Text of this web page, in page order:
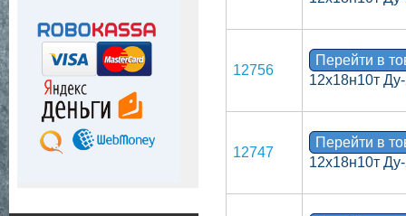
12756
Перейти в
12х18н10т
12747
Перейти в
12х18н10т